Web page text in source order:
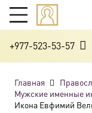
+977-523-53-57
Главная
Мужские именные
Икона Евфимий